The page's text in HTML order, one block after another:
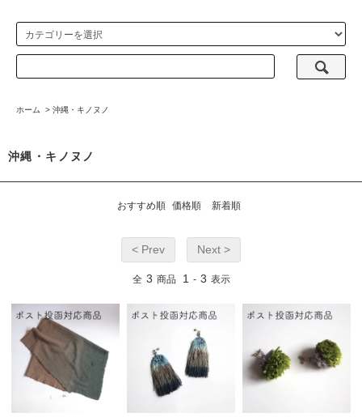
ホーム > 沖縄・キノヌノ
沖縄・キノヌノ
おすすめ順 価格順 新着順
< Prev Next >
全 3 商品 1 - 3 表示